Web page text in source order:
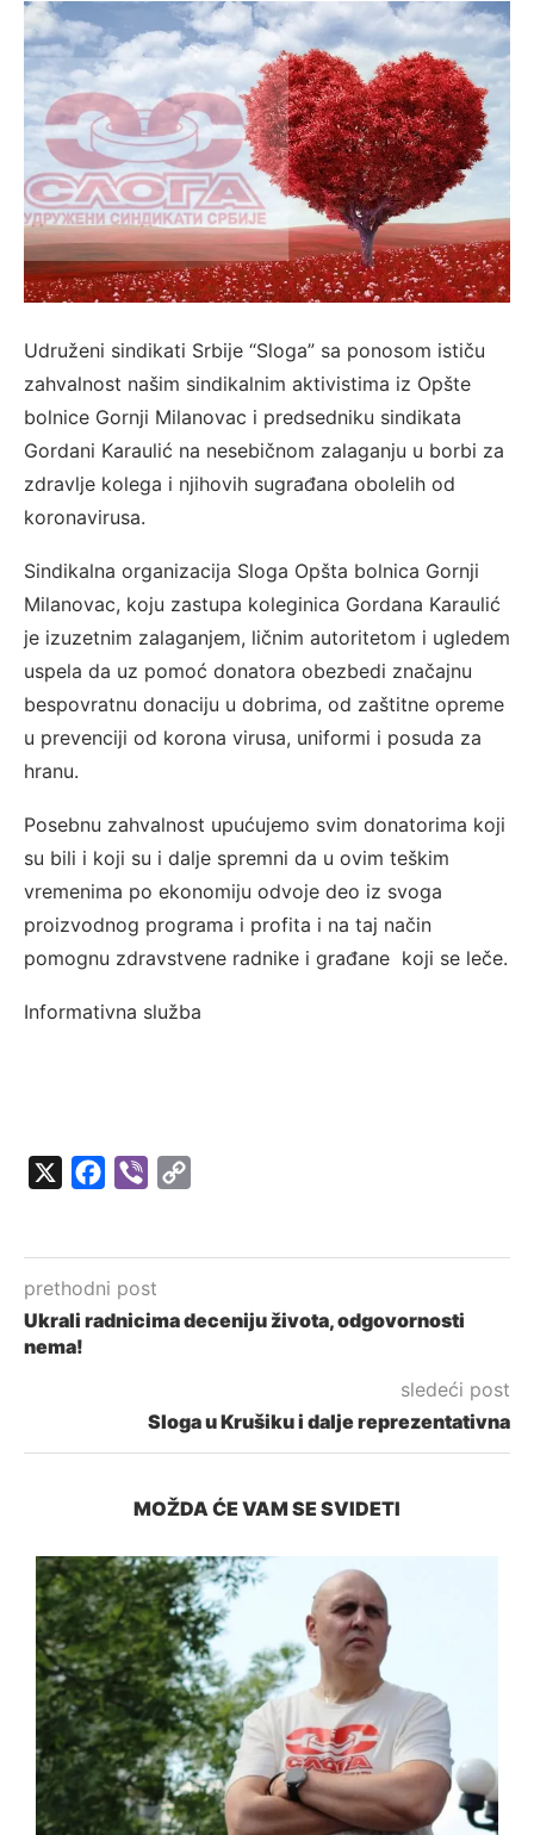
Udruženi sindikati Srbije “Sloga” sa ponosom ističu
zahvalnost našim sindikalnim aktivistima iz Opšte
bolnice Gornji Milanovac i predsedniku sindikata
Gordani Karaulić na nesebičnom zalaganju u borbi za
zdravlje kolega i njihovih sugrađana obolelih od
koronavirusa.
Sindikalna organizacija Sloga Opšta bolnica Gornji
Milanovac, koju zastupa koleginica Gordana Karaulić
je izuzetnim zalaganjem, ličnim autoritetom i ugledem
uspela da uz pomoć donatora obezbedi značajnu
bespovratnu donaciju u dobrima, od zaštitne opreme
u prevenciji od korona virusa, uniformi i posuda za
hranu.
Posebnu zahvalnost upućujemo svim donatorima koji
su bili i koji su i dalje spremni da u ovim teškim
vremenima po ekonomiju odvoje deo iz svoga
proizvodnog programa i profita i na taj način
pomognu zdravstvene radnike i građane koji se leče.
Informativna služba
Facebook
Viber
prethodni post
Ukrali radnicima deceniju života, odgovornosti
nema!
sledeći post
Sloga u Krušiku i dalje reprezentativna
MOŽDA ĆE VAM SE SVIDETI